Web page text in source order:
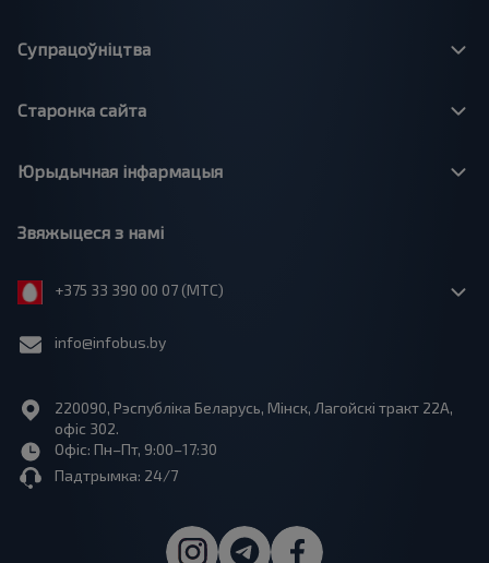
Супрацоўніцтва
Старонка сайта
Юрыдычная інфармацыя
Звяжыцеся з намі
+375 33 390 00 07 (МТС)
info@infobus.by
220090, Рэспубліка Беларусь, Мінск, Лагойскі тракт 22A,
офіс 302.
Офіс: Пн–Пт, 9:00–17:30
Падтрымка: 24/7